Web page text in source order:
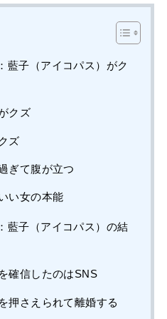
藍子（アイコパス）がク
クズ
ズ
ぎて腹が立つ
い女の本能
藍子（アイコパス）の結
確信したのはSNS
押さえられて離婚する